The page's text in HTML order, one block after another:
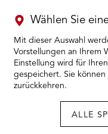
Wählen Sie
Mit dieser Auswahl
Vorstellungen an Ihrem
Einstellung wird für
gespeichert. Sie
zurückkehren.
KARTENKAUF